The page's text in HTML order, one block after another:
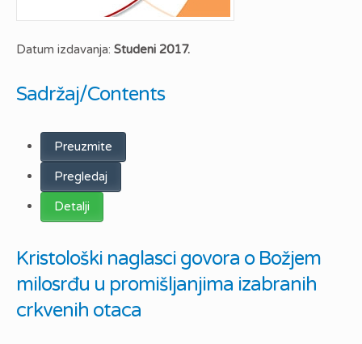
Datum izdavanja: Studeni 2017.
Sadržaj/Contents
Preuzmite
Pregledaj
Detalji
Kristološki naglasci govora o Božjem
milosrđu u promišljanjima izabranih
crkvenih otaca